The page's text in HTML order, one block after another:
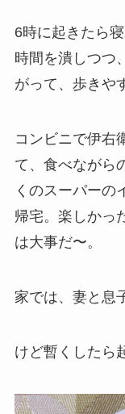
6時に起きたら
時間を潰しつつ
がって、歩きや
コンビニで伊右
て、食べながら
くのスーパーの
帰宅。楽しかっ
は大事だ〜。
家では、妻と息
けど暫くしたら